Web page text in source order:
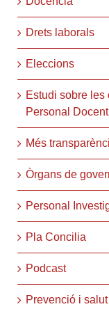
Drets laborals
Eleccions
Estudi sobre les
Personal
Més
Òrgans de
Personal
Pla Concilia
Podcast
Prevenció i salut